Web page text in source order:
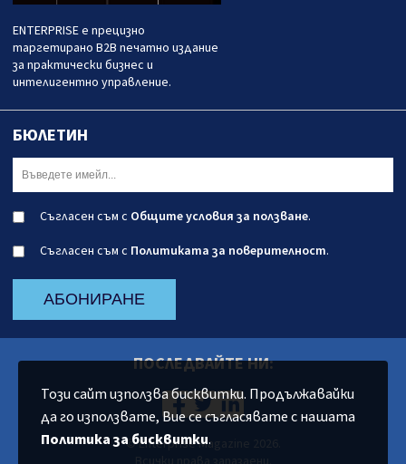
ENTERPRISE е прецизно
таргетирано B2B печатно издание
за практически бизнес и
интелигентно управление.
БЮЛЕТИН
Съгласен съм с Общите условия за ползване.
Съгласен съм с Политиката за поверителност.
АБОНИРАНЕ
ПОСЛЕДВАЙТЕ НИ:
© Enterprise Magazine 2026.
Този сайт използва бисквитки. Продължавайки
да го използвате, Вие се съгласявате с нашата
Политика за бисквитки.